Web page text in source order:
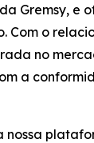
Gremsy, e
Com o
no
a